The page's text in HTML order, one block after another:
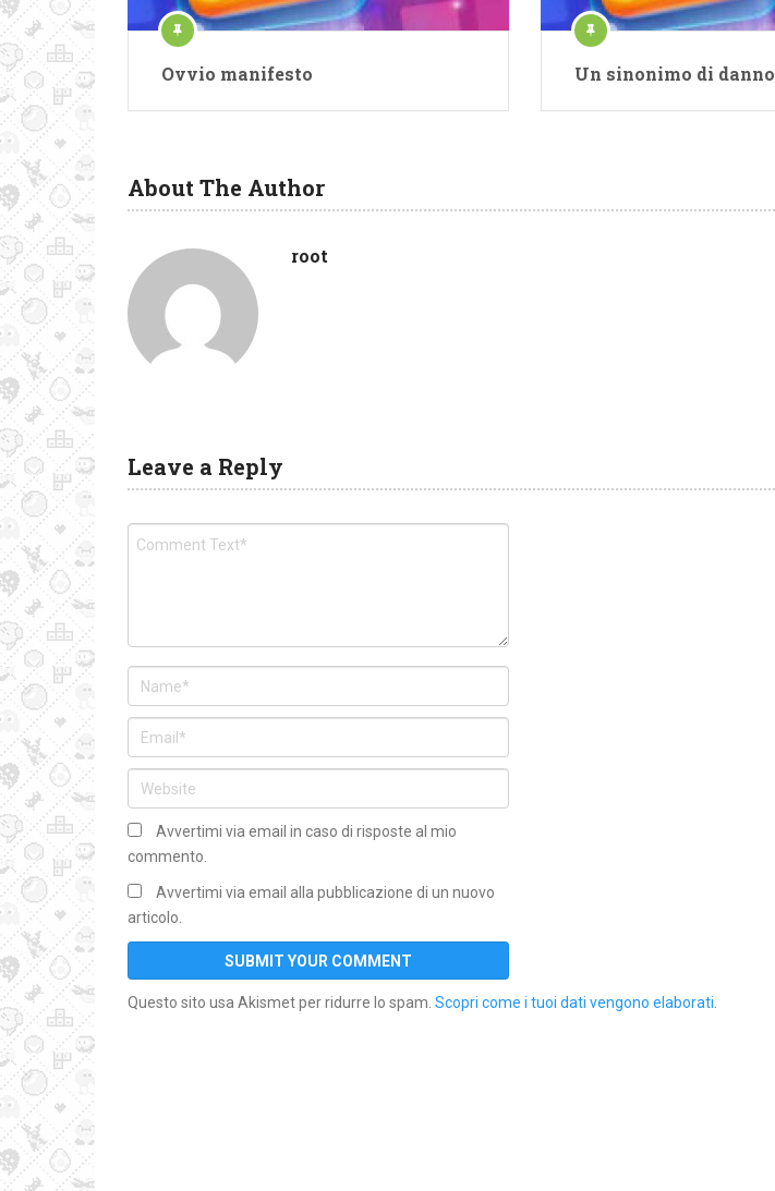
Ovvio manifesto Un sinonimo di danno
About The Author
root
Leave a Reply
Avvertimi via email in caso di risposte al mio
commento.
Avvertimi via email alla pubblicazione di un nuovo
articolo.
Questo sito usa Akismet per ridurre lo spam. Scopri come i tuoi dati vengono elaborati